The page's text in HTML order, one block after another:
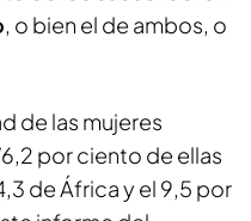
, o bien el de ambos, o
de las mujeres
por ciento de ellas
de África y el 9,5 por